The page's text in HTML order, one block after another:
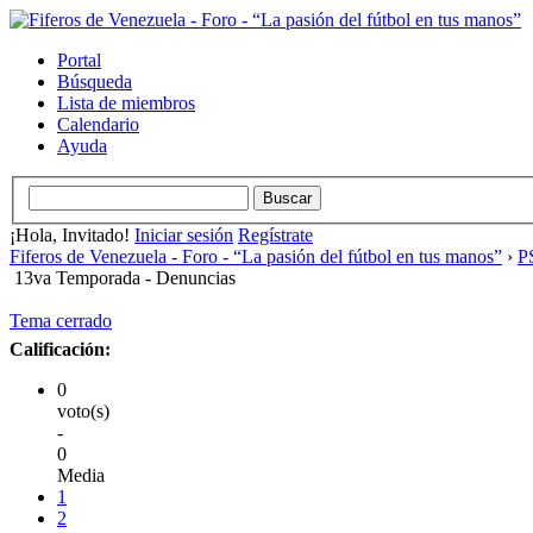
Portal
Búsqueda
Lista de miembros
Calendario
Ayuda
¡Hola, Invitado! Iniciar sesión Regístrate
Fiferos de Venezuela - Foro - “La pasión del fútbol en tus manos” ›
13va Temporada - Denuncias
Tema cerrado
Calificación:
0
voto(s)
-
0
Media
1
2